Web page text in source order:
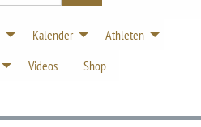
Kalender
Athleten
Videos
Shop